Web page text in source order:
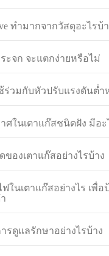
ทำมากจากวัสดุอะไรบ้
ะจก จะแตกง่ายหรือไม่
ช้ร่วมกับหัวปรับแรงดันต่ำ
ศในเตาแก๊สชนิดฝัง มีอะ
ของเตาแก๊สอย่างไรบ้าง
ฟในเตาแก๊สอย่างไร เพื่
รดูแลรักษาอย่างไรบ้าง